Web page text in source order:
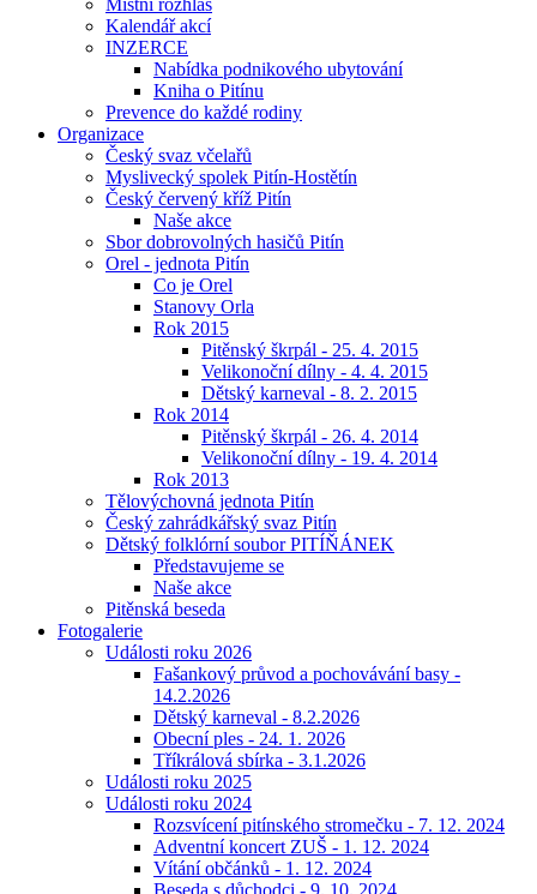
Místní rozhlas
Kalendář akcí
INZERCE
Nabídka podnikového ubytování
Kniha o Pitínu
Prevence do každé rodiny
Organizace
Český svaz včelařů
Myslivecký spolek Pitín-Hostětín
Český červený kříž Pitín
Naše akce
Sbor dobrovolných hasičů Pitín
Orel - jednota Pitín
Co je Orel
Stanovy Orla
Rok 2015
Pitěnský škrpál - 25. 4. 2015
Velikonoční dílny - 4. 4. 2015
Dětský karneval - 8. 2. 2015
Rok 2014
Pitěnský škrpál - 26. 4. 2014
Velikonoční dílny - 19. 4. 2014
Rok 2013
Tělovýchovná jednota Pitín
Český zahrádkářský svaz Pitín
Dětský folklórní soubor PITÍŇÁNEK
Představujeme se
Naše akce
Pitěnská beseda
Fotogalerie
Události roku 2026
Fašankový průvod a pochovávání basy -
14.2.2026
Dětský karneval - 8.2.2026
Obecní ples - 24. 1. 2026
Tříkrálová sbírka - 3.1.2026
Události roku 2025
Události roku 2024
Rozsvícení pitínského stromečku - 7. 12. 2024
Adventní koncert ZUŠ - 1. 12. 2024
Vítání občánků - 1. 12. 2024
Beseda s důchodci - 9. 10. 2024